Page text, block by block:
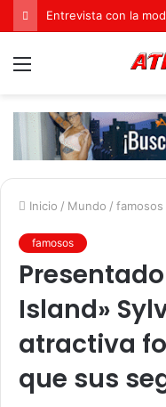
Entrevista con la
Inicio / Mundo / famosos
famosos
Island»
atractiva
que sus